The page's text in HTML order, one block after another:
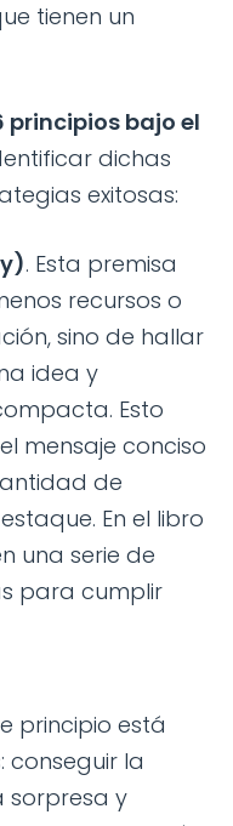
tienen un
principios bajo el
dichas
exitosas:
. Esta premisa
recursos o
sino de hallar
idea y
Esto
mensaje conciso
de
En el libro
una serie de
para cumplir
principio está
la
sorpresa y